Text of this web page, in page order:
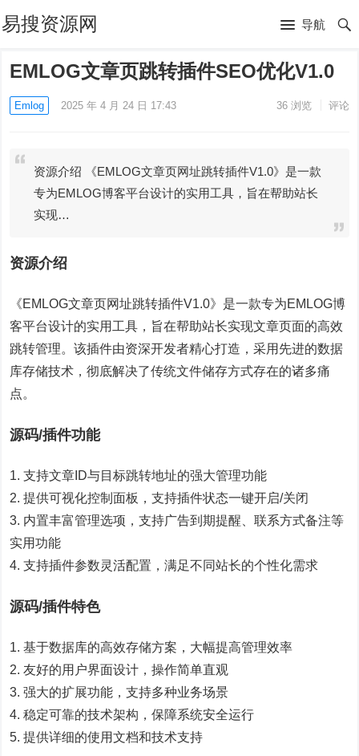
易搜资源网 导航
EMLOG文章页跳转插件SEO优化V1.0
Emlog 2025 年 4 月 24 日 17:43 36浏览 评论
资源介绍 《EMLOG文章页网址跳转插件V1.0》是一款
专为EMLOG博客平台设计的实用工具，旨在帮助站长
实现…
资源介绍
《EMLOG文章页网址跳转插件V1.0》是一款专为EMLOG博
客平台设计的实用工具，旨在帮助站长实现文章页面的高效
跳转管理。该插件由资深开发者精心打造，采用先进的数据
库存储技术，彻底解决了传统文件储存方式存在的诸多痛
点。
源码/插件功能
1. 支持文章ID与目标跳转地址的强大管理功能
2. 提供可视化控制面板，支持插件状态一键开启/关闭
3. 内置丰富管理选项，支持广告到期提醒、联系方式备注等
实用功能
4. 支持插件参数灵活配置，满足不同站长的个性化需求
源码/插件特色
1. 基于数据库的高效存储方案，大幅提高管理效率
2. 友好的用户界面设计，操作简单直观
3. 强大的扩展功能，支持多种业务场景
4. 稳定可靠的技术架构，保障系统安全运行
5. 提供详细的使用文档和技术支持